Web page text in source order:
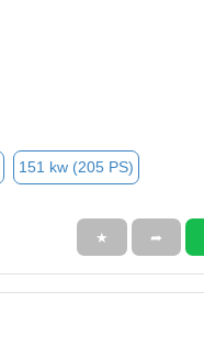
151 kw (205 PS)
★ ➦